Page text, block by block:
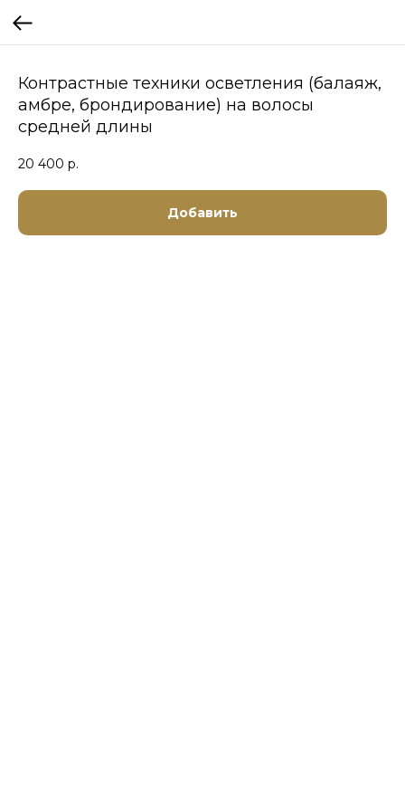
Контрастные техники осветления (балаяж,
амбре, брондирование) на волосы
средней длины
20 400 р.
Добавить